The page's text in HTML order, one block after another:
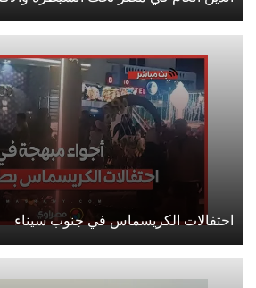
احتفالات الكريسماس في جنوب سيناء